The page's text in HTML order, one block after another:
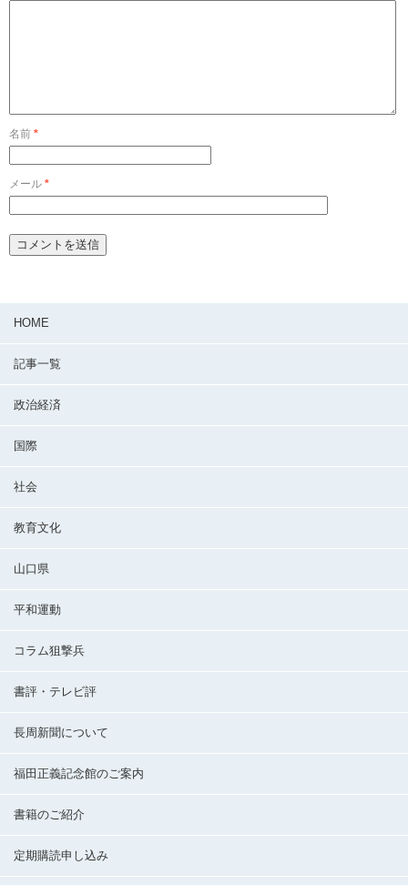
名前 *
メール *
HOME
記事一覧
政治経済
国際
社会
教育文化
山口県
平和運動
コラム狙撃兵
書評・テレビ評
長周新聞について
福田正義記念館のご案内
書籍のご紹介
定期購読申し込み